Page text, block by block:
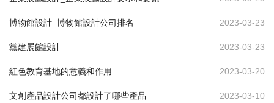
博物館設計_博物館設計公司排名 2023-03-23
黨建展館設計 2023-03-23
紅色教育基地的意義和作用 2023-03-20
文創產品設計公司都設計了哪些產品 2023-03-10